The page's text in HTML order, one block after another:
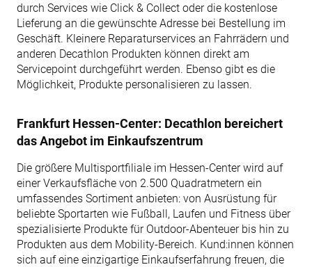
durch Services wie Click & Collect oder die kostenlose
Lieferung an die gewünschte Adresse bei Bestellung im
Geschäft. Kleinere Reparaturservices an Fahrrädern und
anderen Decathlon Produkten können direkt am
Servicepoint durchgeführt werden. Ebenso gibt es die
Möglichkeit, Produkte personalisieren zu lassen.
Frankfurt Hessen-Center: Decathlon bereichert
das Angebot im Einkaufszentrum
Die größere Multisportfiliale im Hessen-Center wird auf
einer Verkaufsfläche von 2.500 Quadratmetern ein
umfassendes Sortiment anbieten: von Ausrüstung für
beliebte Sportarten wie Fußball, Laufen und Fitness über
spezialisierte Produkte für Outdoor-Abenteuer bis hin zu
Produkten aus dem Mobility-Bereich. Kund:innen können
sich auf eine einzigartige Einkaufserfahrung freuen, die